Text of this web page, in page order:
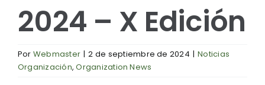
2024 – X Edición
Por Webmaster | 2 de septiembre de 2024 | Noticias
Organización,Organization News